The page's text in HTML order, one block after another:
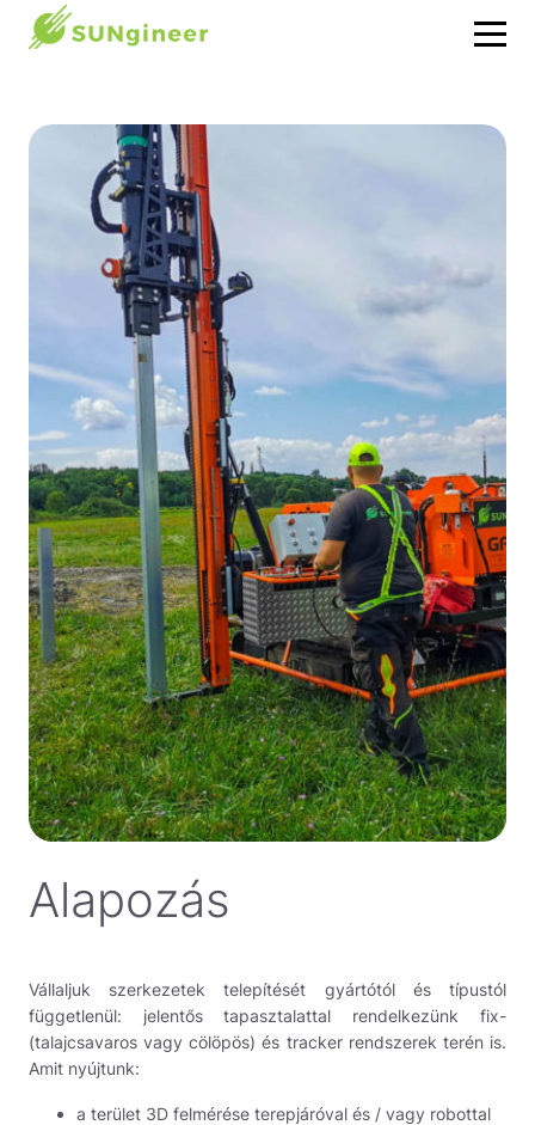
Alapozás
Vállaljuk szerkezetek telepítését gyártótól és típustól
függetlenül: jelentős tapasztalattal rendelkezünk fix-
(talajcsavaros vagy cölöpös) és tracker rendszerek terén is.
Amit nyújtunk:
a terület 3D felmérése terepjáróval és / vagy robottal